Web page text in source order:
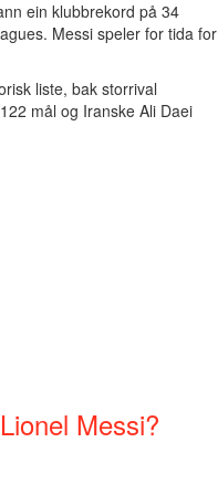
ein klubbrekord på 34
Messi speler for tida for
liste, bak storrival
mål og Iranske Ali Daei
Messi?